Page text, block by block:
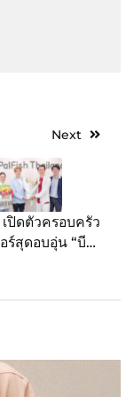
Next
ปิดตัวครอบครัว
ร์สุดอบอุ่น “บีม-
ษให้เด็กไทย พูด